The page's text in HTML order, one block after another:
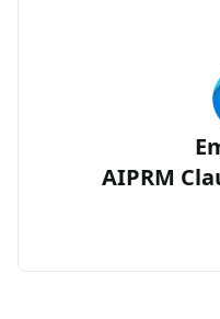
AIPRM